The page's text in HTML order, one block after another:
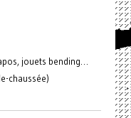
jouets bending…
chaussée)